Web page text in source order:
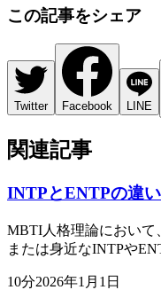
この記事をシェア
Twitter Facebook LINE
関連記事
INTPとENTPの違い
MBTI人格理論において
または身近なINTPや
10分2026年1月1日